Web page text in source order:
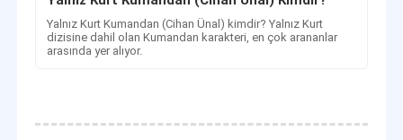
Yalnız Kurt Kumandan (Cihan Ünal) kimdir? Yalnız Kurt
dizisine dahil olan Kumandan karakteri, en çok arananlar
arasında yer alıyor.